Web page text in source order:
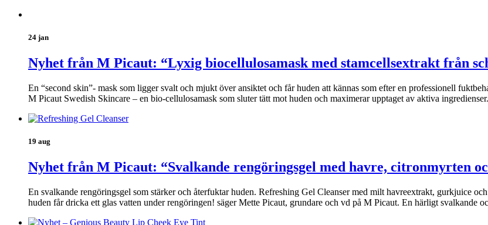
24 jan
Nyhet från M Picaut: “Lyxig biocellulosamask med stamcellsextrakt från
En “second skin”- mask som ligger svalt och mjukt över ansiktet och får huden att kännas som efter en professionell
M Picaut Swedish Skincare – en bio-cellulosamask som sluter tätt mot huden och maximerar upptaget av aktiva
19 aug
Nyhet från M Picaut: “Svalkande rengöringsgel med havre, citronmyrten
En svalkande rengöringsgel som stärker och återfuktar huden. Refreshing Gel Cleanser med milt havreextrakt, gurkjuice
huden får dricka ett glas vatten under rengöringen! säger Mette Picaut, grundare och vd på M Picaut. En härligt svalkande